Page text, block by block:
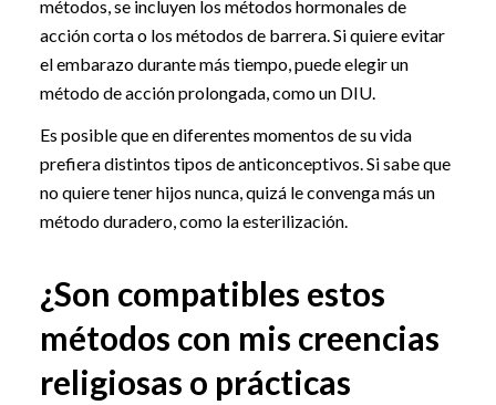
métodos, se incluyen los métodos hormonales de
acción corta o los métodos de barrera. Si quiere evitar
el embarazo durante más tiempo, puede elegir un
método de acción prolongada, como un DIU.
Es posible que en diferentes momentos de su vida
prefiera distintos tipos de anticonceptivos. Si sabe que
no quiere tener hijos nunca, quizá le convenga más un
método duradero, como la esterilización.
¿Son compatibles estos
métodos con mis creencias
religiosas o prácticas